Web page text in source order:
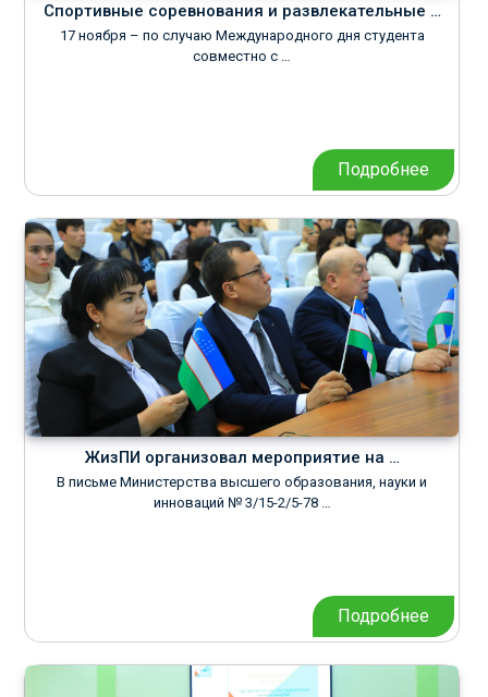
Спортивные соревнования и развлекательные …
17 ноября – по случаю Международного дня студента
совместно с …
Подробнее
ЖизПИ организовал мероприятие на …
В письме Министерства высшего образования, науки и
инноваций № 3/15-2/5-78 …
Подробнее